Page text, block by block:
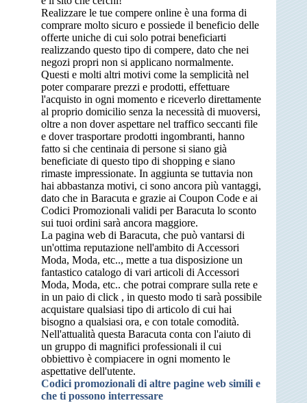
Realizzare le tue compere online è una forma di
comprare molto sicuro e possiede il beneficio delle
offerte uniche di cui solo potrai beneficiarti
realizzando questo tipo di compere, dato che nei
negozi propri non si applicano normalmente.
Questi e molti altri motivi come la semplicità nel
poter comparare prezzi e prodotti, effettuare
l'acquisto in ogni momento e riceverlo direttamente
al proprio domicilio senza la necessità di muoversi,
oltre a non dover aspettare nel traffico seccanti file
e dover trasportare prodotti ingombranti, hanno
fatto si che centinaia di persone si siano già
beneficiate di questo tipo di shopping e siano
rimaste impressionate. In aggiunta se tuttavia non
hai abbastanza motivi, ci sono ancora più vantaggi,
dato che in Baracuta e grazie ai Coupon Code e ai
Codici Promozionali validi per Baracuta lo sconto
sui tuoi ordini sarà ancora maggiore.
La pagina web di Baracuta, che può vantarsi di
un'ottima reputazione nell'ambito di Accessori
Moda, Moda, etc.., mette a tua disposizione un
fantastico catalogo di vari articoli di Accessori
Moda, Moda, etc.. che potrai comprare sulla rete e
in un paio di click , in questo modo ti sarà possibile
acquistare qualsiasi tipo di articolo di cui hai
bisogno a qualsiasi ora, e con totale comodità.
Nell'attualità questa Baracuta conta con l'aiuto di
un gruppo di magnifici professionali il cui
obbiettivo è compiacere in ogni momento le
aspettative dell'utente.
Codici promozionali di altre pagine web simili e
che ti possono interressare